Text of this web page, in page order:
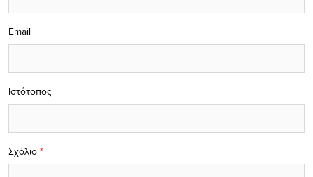
Σχόλιο *
Email
Ιστότοπος